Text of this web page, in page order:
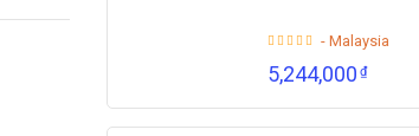
- Malaysia
5,244,000₫